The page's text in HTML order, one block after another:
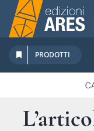
Salta
contenuto
Chi Siamo
Sostienici
Abbonamenti
Promozioni
PRODOTTI